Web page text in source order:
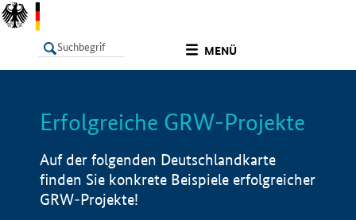
MENÜ
LISTE Info
Erfolgreiche GRW-Projekte
Auf der folgenden Deutschlandkarte
finden Sie konkrete Beispiele erfolgreicher
GRW-Projekte!